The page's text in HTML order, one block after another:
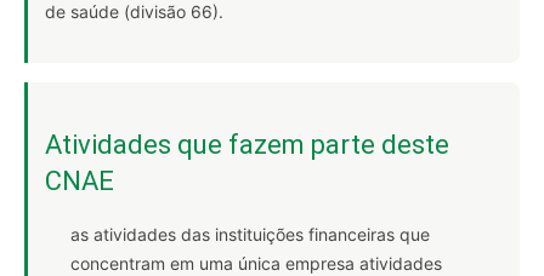
de saúde (divisão 66).
Atividades que fazem parte deste
CNAE
as atividades das instituições financeiras que
concentram em uma única empresa atividades